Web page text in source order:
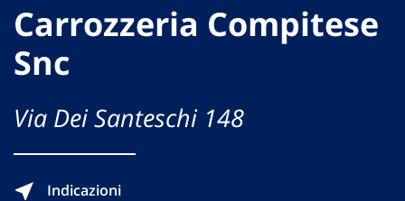
Carrozzeria Compitese
Snc
Via Dei Santeschi 148
Indicazioni